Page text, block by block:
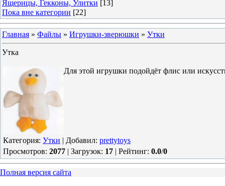
Ящерицы, Гекконы, Улитки [13]
Пока вне категории [22]
Главная » Файлы » Игрушки-зверюшки » Утки
Утка
Для этой игрушки подойдёт флис или
Категория: Утки | Добавил: prettytoys
Просмотров: 2077 | Загрузок: 17 | Рейтинг: 0.0/0
Полная версия сайта